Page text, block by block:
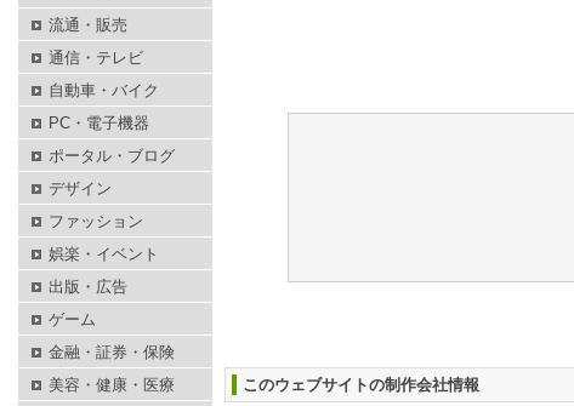
このウェブサイトの制作会社情報
流通・販売
通信・テレビ
自動車・バイク
PC・電子機器
ポータル・ブログ
デザイン
ファッション
娯楽・イベント
出版・広告
ゲーム
金融・証券・保険
美容・健康・医療